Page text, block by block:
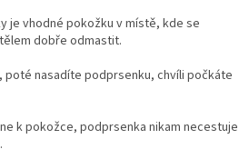
je vhodné pokožku v místě, kde se
dobře odmastit.
nasadíte podprsenku, chvíli počkáte
k pokožce, podprsenka nikam necestuje